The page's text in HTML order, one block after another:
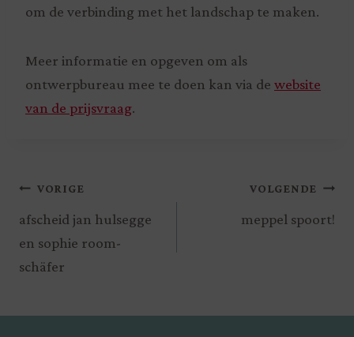
om de verbinding met het landschap te maken.
Meer informatie en opgeven om als
ontwerpbureau mee te doen kan via de website
van de prijsvraag.
VORIGE
afscheid jan hulsegge
en sophie room-
schäfer
VOLGENDE
meppel spoort!